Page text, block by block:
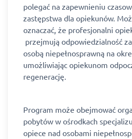
polegać na zapewnieniu
zastępstwa dla opiekunów.
oznaczać, że profesjonalni
przejmują odpowiedzialność
osobą niepełnosprawną na
umożliwiając opiekunom
regenerację.
Program może obejmować
pobytów w ośrodkach
opiece nad osobami